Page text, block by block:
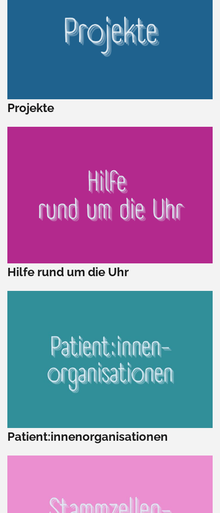
Projekte
Hilfe rund um die Uhr
Patient:innenorganisationen